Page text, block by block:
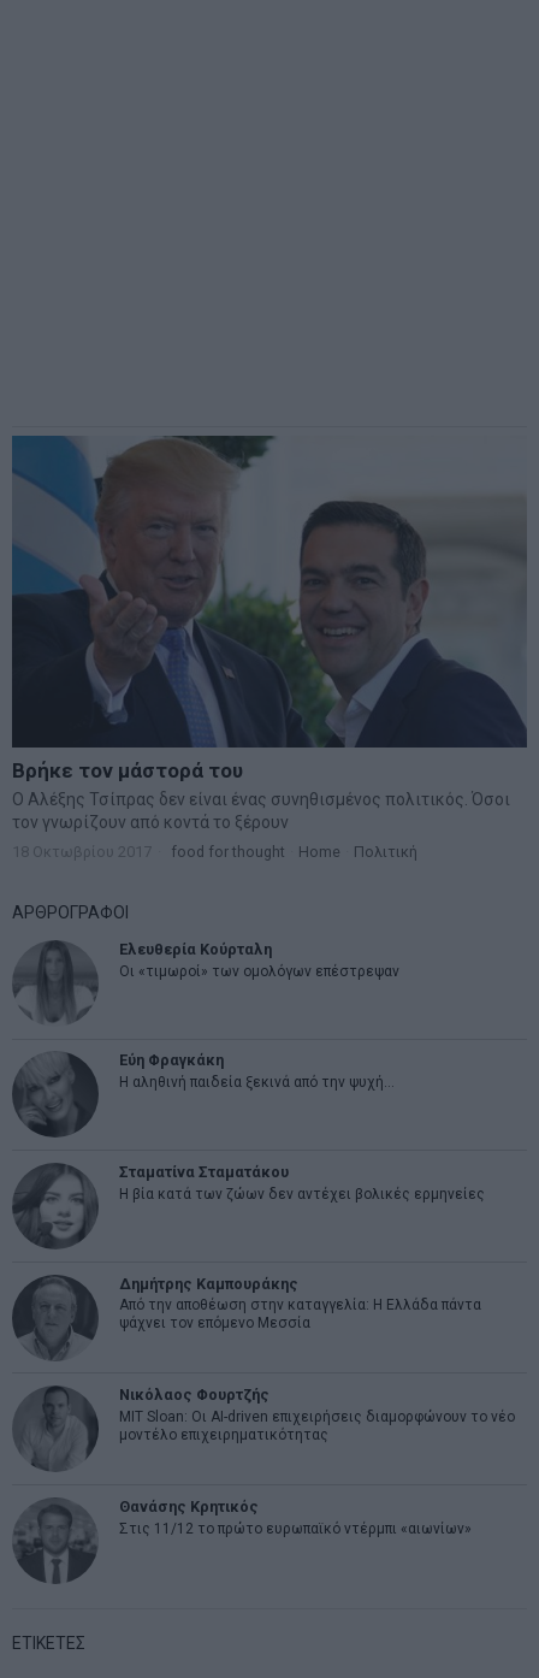
Βρήκε τον μάστορά του
Ο Αλέξης Τσίπρας δεν είναι ένας συνηθισμένος πολιτικός. Όσοι
τον γνωρίζουν από κοντά το ξέρουν
18 Οκτωβρίου 2017 food for thought Home Πολιτική
ΑΡΘΡΟΓΡΑΦΟΙ
Ελευθερία Κούρταλη
Οι «τιμωροί» των ομολόγων επέστρεψαν
Εύη Φραγκάκη
Η αληθινή παιδεία ξεκινά από την ψυχή…
Σταματίνα Σταματάκου
Η βία κατά των ζώων δεν αντέχει βολικές ερμηνείες
Δημήτρης Καμπουράκης
Από την αποθέωση στην καταγγελία: Η Ελλάδα πάντα
ψάχνει τον επόμενο Μεσσία
Νικόλαος Φουρτζής
MIT Sloan: Οι AI-driven επιχειρήσεις διαμορφώνουν το νέο
μοντέλο επιχειρηματικότητας
Θανάσης Κρητικός
Στις 11/12 το πρώτο ευρωπαϊκό ντέρμπι «αιωνίων»
ΕΤΙΚΕΤΕΣ